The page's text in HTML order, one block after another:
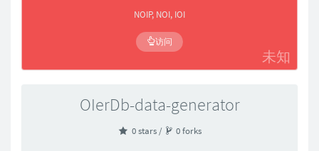
未知
NOIP, NOI, IOI
访问
OIerDb-data-generator
0 stars / 0 forks